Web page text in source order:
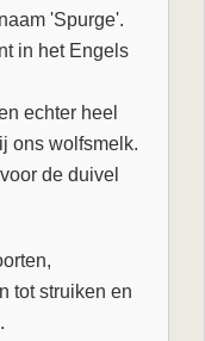
'Spurge'.
in het Engels
echter heel
ons wolfsmelk.
de duivel
tot struiken en